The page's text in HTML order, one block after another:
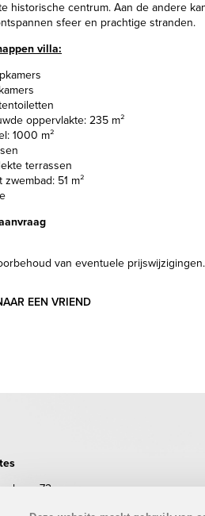
historische centrum. Aan de andere
sfeer en prachtige stranden.
villa:
oppervlakte: 235 m²
1000 m²
terrassen
zwembad: 51 m²
van eventuele prijswijzigingen.
EEN VRIEND
72